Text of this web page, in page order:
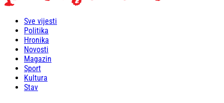
Sve vijesti
Politika
Hronika
Novosti
Magazin
Sport
Kultura
Stav